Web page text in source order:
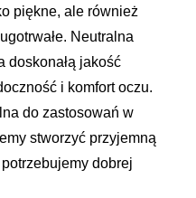
piękne, ale również
Neutralna
doskonałą jakość
i komfort oczu.
do zastosowań w
stworzyć przyjemną
dobrej